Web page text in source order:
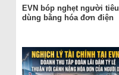
EVN bóp nghẹt người tiêu
dùng bằng hóa đơn điện